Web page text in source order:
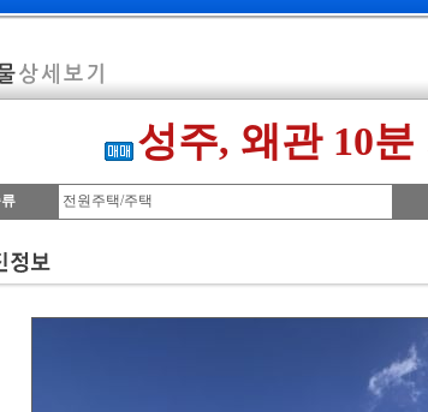
성주, 왜관 10
전원주택/주택